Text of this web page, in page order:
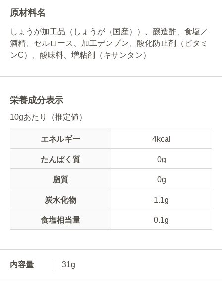
原材料名
しょうが加工品（しょうが（国産））、醸造酢、食塩／
酒精、セルロース、加工デンプン、酸化防止剤（ビタミ
ンC）、酸味料、増粘剤（キサンタン）
栄養成分表示
10gあたり（推定値）
エネルギー 4kcal
たんぱく質 0g
脂質 0g
炭水化物 1.1g
食塩相当量 0.1g
内容量 31g